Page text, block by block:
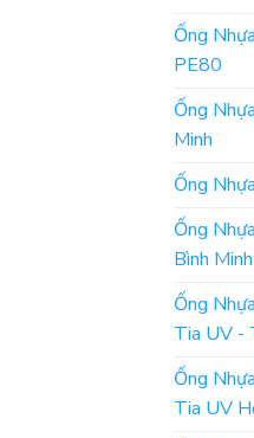
Ống
PE80
Ống
Minh
Ống
Ống
Bình Minh
Ống
Tia UV -
Ống
Tia UV